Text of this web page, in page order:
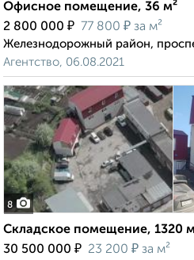
Офисное помещение, 36 м²
2 800 000 ₽ 77 800 ₽ за м²
Железнодорожный район,
Агентство, 06.08.2021
8
Складское помещение, 1320
30 500 000 ₽ 23 200 ₽ за м²